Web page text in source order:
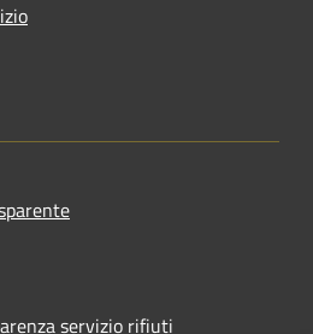
servizio rifiuti